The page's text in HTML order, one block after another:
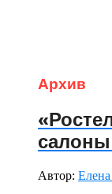
Архив
Автор: Елена